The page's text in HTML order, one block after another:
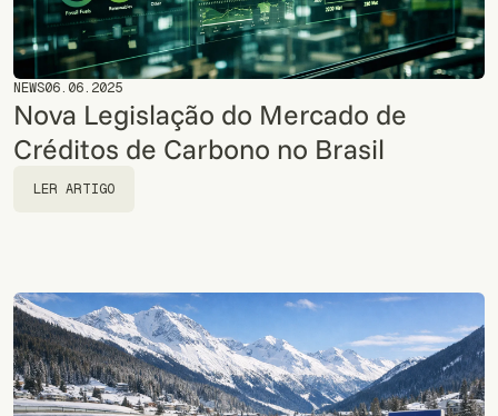
NEWS06.06.2025
Nova Legislação do Mercado de
Créditos de Carbono no Brasil
LER ARTIGO